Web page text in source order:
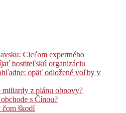
Cieľom expertného
hostiteľskú organizáciu
opäť odložené voľby v
z plánu obnovy?
s Čínou?
čom škodí